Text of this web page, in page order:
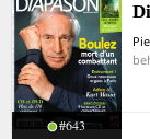
#643